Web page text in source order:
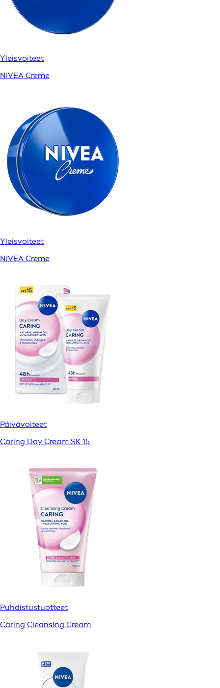
Yleisvoiteet
NIVEA Creme
Yleisvoiteet
NIVEA Creme
Päivävoiteet
Caring Day Cream SK 15
Puhdistustuotteet
Caring Cleansing Cream